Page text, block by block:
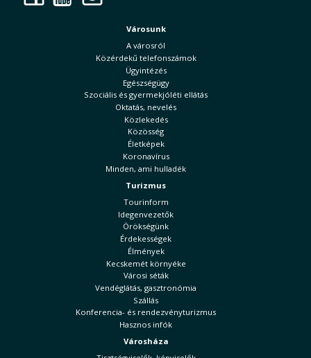
Városunk
A városról
Közérdekű telefonszámok
Ügyintézés
Egészségügy
Szociális és gyermekjóléti ellátás
Oktatás, nevelés
Közlekedés
Közösség
Életképek
Koronavírus
Minden, ami hulladék
Turizmus
Tourinform
Idegenvezetők
Örökségünk
Érdekességek
Élmények
Kecskemét környéke
Városi séták
Vendéglátás, gasztronómia
Szállás
Konferencia- és rendezvényturizmus
Hasznos infók
Városháza